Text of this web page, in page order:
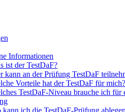
Informationen
ist der TestDaF?
kann an der Prüfung TestDaF
Vorteile hat der TestDaF für mich?
TestDaF-Niveau brauche ich für
kann ich die TestDaF-Prüfung